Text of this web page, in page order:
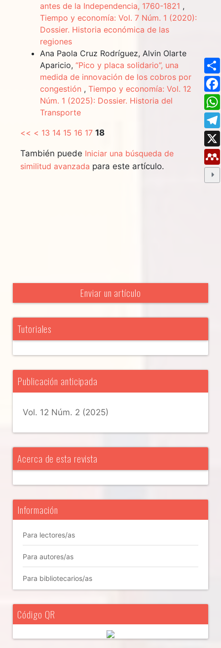
antes de la Independencia, 1760-1821 ,
Tiempo y economía: Vol. 7 Núm. 1 (2020):
Dossier. Historia económica de las
regiones
Ana Paola Cruz Rodríguez, Alvin Olarte
Aparicio,“Pico y placa solidario”, una
medida de innovación de los cobros por
congestión ,Tiempo y economía: Vol. 12
Núm. 1 (2025): Dossier. Historia del
Transporte
<< < 13 14 15 16 17 18
También puede Iniciar una búsqueda de
similitud avanzada para este artículo.
Enviar un artículo
Tutoriales
Publicación anticipada
Vol. 12 Núm. 2 (2025)
Acerca de esta revista
Información
Para lectores/as
Para autores/as
Para bibliotecarios/as
Código QR